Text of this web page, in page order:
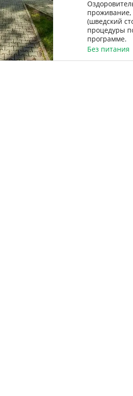
проживание,
(шведский
процедуры
программе.
Без питания